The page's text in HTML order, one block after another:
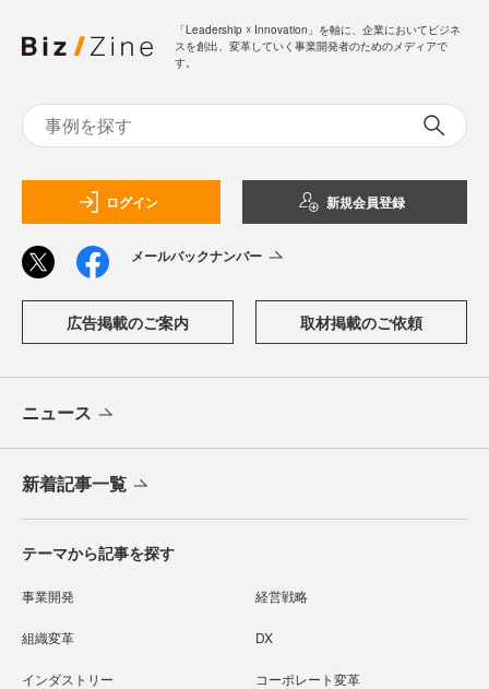
「Leadership ☓ Innovation」を軸に、企業においてビジネ
スを創出、変革していく事業開発者のためのメディアで
す。
ログイン 新規会員登録
メールバックナンバー
広告掲載のご案内 取材掲載のご依頼
ニュース
新着記事一覧
テーマから記事を探す
事業開発 経営戦略
組織変革 DX
インダストリー コーポレート変革